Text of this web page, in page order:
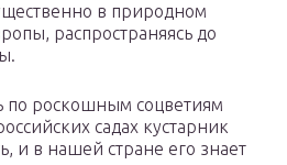
в природном
распространяясь до
по роскошным соцветиям
садах кустарник
и в нашей стране его знает